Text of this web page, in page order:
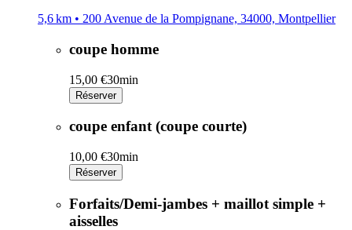
5,6 km • 200 Avenue de la Pompignane, 34000, Montpellier
coupe homme
15,00 €30min
Réserver
coupe enfant (coupe courte)
10,00 €30min
Réserver
Forfaits/Demi-jambes + maillot simple +
aisselles